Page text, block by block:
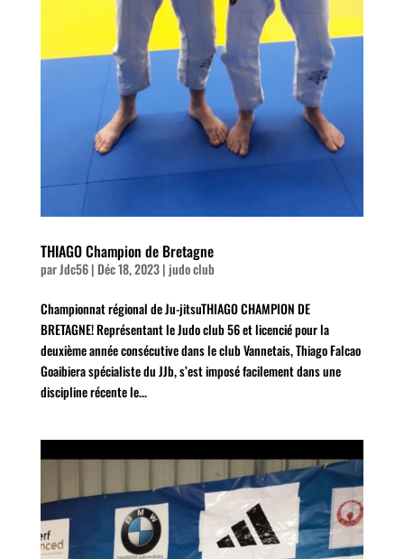
THIAGO Champion de Bretagne
parJdc56| Déc 18, 2023| judo club
Championnat régional de Ju-jitsuTHIAGO CHAMPION DE
BRETAGNE! Représentant le Judo club 56 et licencié pour la
deuxième année consécutive dans le club Vannetais, Thiago Falcao
Goaibiera spécialiste du JJb, s’est imposé facilement dans une
discipline récente le...